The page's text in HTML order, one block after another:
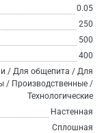
0.05
250
500
400
/ Для общепита / Для
/ Производственные /
Технологические
Настенная
Сплошная